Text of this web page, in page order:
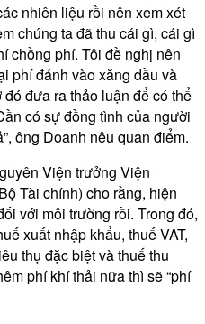
nhiên liệu rồi nên xem xét
chúng ta đã thu cái gì, cái gì
chồng phí. Tôi đề nghị nên
phí đánh vào xăng dầu và
đưa ra thảo luận để có thể
có sự đồng tình của người
ông Doanh nêu quan điểm.
Viện trưởng Viện
Tài chính) cho rằng, hiện
với môi trường rồi. Trong đó,
xuất nhập khẩu, thuế VAT,
thụ đặc biệt và thuế thu
phí khí thải nữa thì sẽ “phí